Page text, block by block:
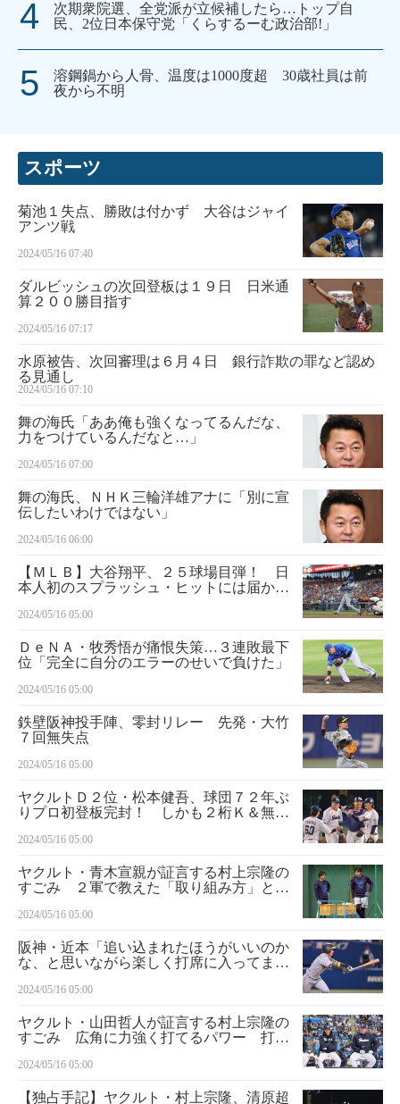
次期衆院選、全党派が立候補したら…トップ自
民、2位日本保守党「くらするーむ政治部!」
溶鋼鍋から人骨、温度は1000度超 30歳社員は前
夜から不明
スポーツ
菊池１失点、勝敗は付かず 大谷はジャイ
アンツ戦
2024/05/16 07:40
ダルビッシュの次回登板は１９日 日米通
算２００勝目指す
2024/05/16 07:17
水原被告、次回審理は６月４日 銀行詐欺の罪など認め
る見通し
2024/05/16 07:10
舞の海氏「ああ俺も強くなってるんだな、
力をつけているんだなと…」
2024/05/16 07:00
舞の海氏、ＮＨＫ三輪洋雄アナに「別に宣
伝したいわけではない」
2024/05/16 06:00
【ＭＬＢ】大谷翔平、２５球場目弾！ 日
本人初のスプラッシュ・ヒットには届かず
2024/05/16 05:00
ＤｅＮＡ・牧秀悟が痛恨失策…３連敗最下
位「完全に自分のエラーのせいで負けた」
2024/05/16 05:00
鉄壁阪神投手陣、零封リレー 先発・大竹
７回無失点
2024/05/16 05:00
ヤクルトＤ２位・松本健吾、球団７２年ぶ
りプロ初登板完封！ しかも２桁Ｋ＆無四
2024/05/16 05:00
ヤクルト・青木宣親が証言する村上宗隆の
すごみ ２軍で教えた「取り組み方」と
うとする気持ちはすごい
2024/05/16 05:00
阪神・近本「追い込まれたほうがいいのか
な、と思いながら楽しく打席に入ってまし
2024/05/16 05:00
ヤクルト・山田哲人が証言する村上宗隆の
すごみ 広角に力強く打てるパワー 打球
2024/05/16 05:00
【独占手記】ヤクルト・村上宗隆、清原超